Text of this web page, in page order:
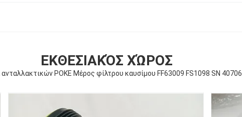
ΕΚΘΕΣΙΑΚΌΣ ΧΏΡΟΣ
POKE Μέρος φίλτρου καυσίμου FF63009 FS1098 SN 40706